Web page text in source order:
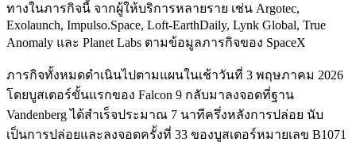
ทางในภารกิจนี้ จากผู้ให้บริการหลายราย เช่น Argotec,
Exolaunch, Impulso.Space, Loft-EarthDaily, Lynk Global, True
Anomaly และ Planet Labs ตามข้อมูลภารกิจของ SpaceX
ภารกิจทั้งหมดดำเนินไปตามแผนในเช้าวันที่ 3 พฤษภาคม 2026
โดยบูสเตอร์ขั้นแรกของ Falcon 9 กลับมาลงจอดที่ฐาน
Vandenberg ได้สำเร็จประมาณ 7 นาทีครึ่งหลังการปล่อย นับ
เป็นการปล่อยและลงจอดครั้งที่ 33 ของบูสเตอร์หมายเลข B1071